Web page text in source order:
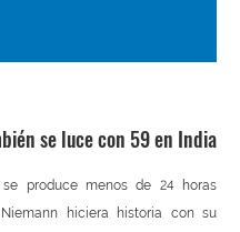
se luce con 59 en India
produce menos de 24 horas
hiciera historia con su